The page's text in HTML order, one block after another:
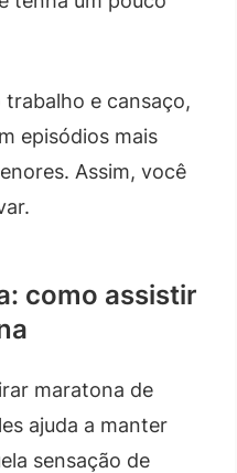
e cansaço,
episódios mais
Assim, você
como assistir
maratona de
ajuda a manter
sensação de